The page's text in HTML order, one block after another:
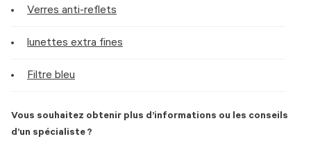
Verres anti-reflets
lunettes extra fines
Filtre bleu
Vous souhaitez obtenir plus d’informations ou les conseils
d’un spécialiste ?